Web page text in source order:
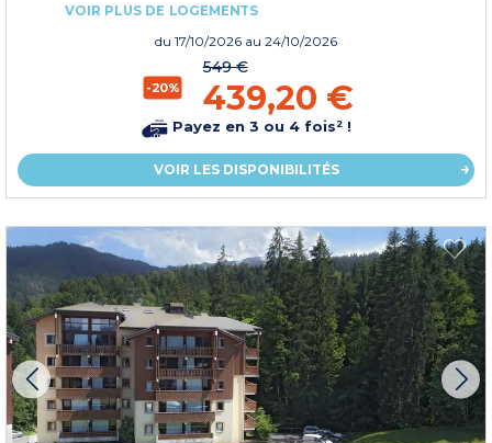
VOIR PLUS DE LOGEMENTS
du 17/10/2026 au 24/10/2026
-20%
549 €
439,20 €
Payez en 3 ou 4 fois² !
VOIR LES DISPONIBILITÉS